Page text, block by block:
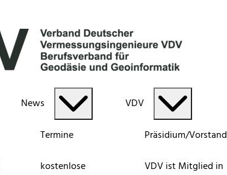
News
Termine
kostenlose
VDV
Präsidium/Vorstand
VDV ist Mitglied in